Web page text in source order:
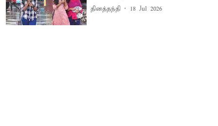
தினத்தந்தி 18 Jul 2026